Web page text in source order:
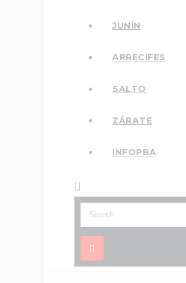
JUNÍN
ARRECIFES
SALTO
ZÁRATE
INFOPBA